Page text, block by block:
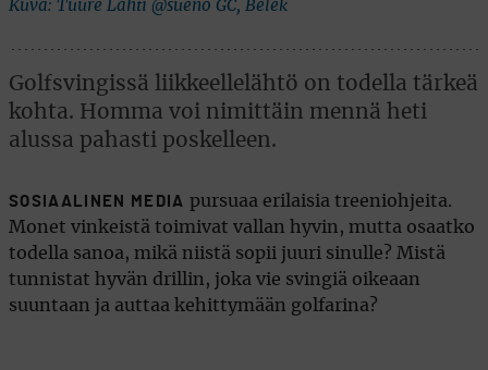
Kuva: Tuure Lahti @sueno GC, Belek
Golfsvingissä liikkeellelähtö on todella tärkeä
kohta. Homma voi nimittäin mennä heti
alussa pahasti poskelleen.
SOSIAALINEN MEDIA pursuaa erilaisia treeniohjeita.
Monet vinkeistä toimivat vallan hyvin, mutta osaatko
todella sanoa, mikä niistä sopii juuri sinulle? Mistä
tunnistat hyvän drillin, joka vie svingiä oikeaan
suuntaan ja auttaa kehittymään golfarina?